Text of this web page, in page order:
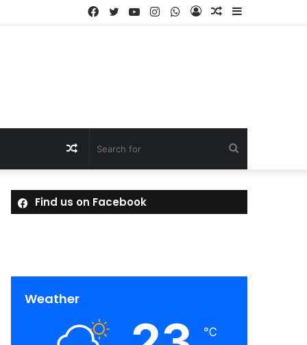
Sidebar
Random
Log
WhatsApp
Instagram
YouTube
Twitter
Facebook
for
Random
Article
Find us on Facebook
Weather
℃